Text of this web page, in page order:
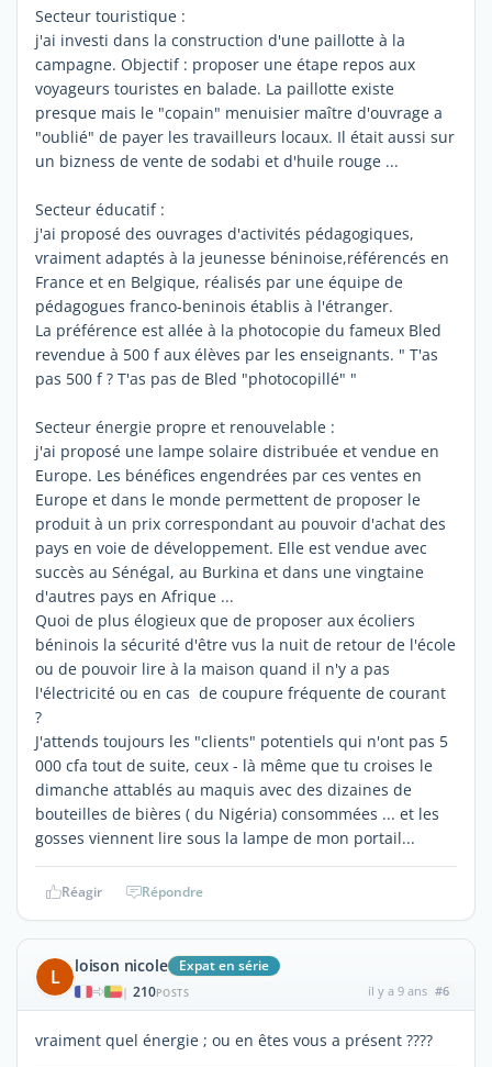
Secteur touristique :
j'ai investi dans la construction d'une paillotte à la
campagne. Objectif : proposer une étape repos aux
voyageurs touristes en balade. La paillotte existe
presque mais le "copain" menuisier maître d'ouvrage a
"oublié" de payer les travailleurs locaux. Il était aussi sur
un bizness de vente de sodabi et d'huile rouge ...
Secteur éducatif :
j'ai proposé des ouvrages d'activités pédagogiques,
vraiment adaptés à la jeunesse béninoise,référencés en
France et en Belgique, réalisés par une équipe de
pédagogues franco-beninois établis à l'étranger.
La préférence est allée à la photocopie du fameux Bled
revendue à 500 f aux élèves par les enseignants. " T'as
pas 500 f ? T'as pas de Bled "photocopillé" "
Secteur énergie propre et renouvelable :
j'ai proposé une lampe solaire distribuée et vendue en
Europe. Les bénéfices engendrées par ces ventes en
Europe et dans le monde permettent de proposer le
produit à un prix correspondant au pouvoir d'achat des
pays en voie de développement. Elle est vendue avec
succès au Sénégal, au Burkina et dans une vingtaine
d'autres pays en Afrique ...
Quoi de plus élogieux que de proposer aux écoliers
béninois la sécurité d'être vus la nuit de retour de l'école
ou de pouvoir lire à la maison quand il n'y a pas
l'électricité ou en cas de coupure fréquente de courant
?
J'attends toujours les "clients" potentiels qui n'ont pas 5
000 cfa tout de suite, ceux - là même que tu croises le
dimanche attablés au maquis avec des dizaines de
bouteilles de bières ( du Nigéria) consommées ... et les
gosses viennent lire sous la lampe de mon portail...
Réagir Répondre
L loison nicole Expat en série
| 210POSTS il y a 9 ans #6
vraiment quel énergie ; ou en êtes vous a présent ????